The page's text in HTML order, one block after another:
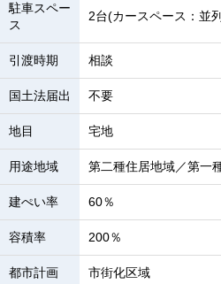
駐車スペー
ス
2台(カースペース：並
引渡時期 相談
国土法届出 不要
地目 宅地
用途地域 第二種住居地域／第一
建ぺい率 60％
容積率 200％
都市計画 市街化区域